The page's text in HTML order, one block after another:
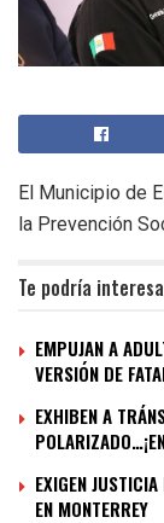
El Municipio de
la Prevención
Te podría
EMPUJAN A
VERSIÓN DE
EXHIBEN A
EXIGEN
EN MONTERREY